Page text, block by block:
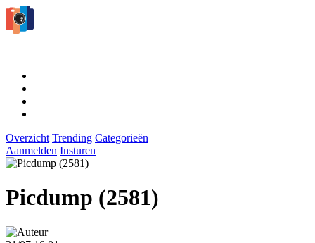
Overzicht Trending Categorieën
Aanmelden Insturen
Picdump (2581)